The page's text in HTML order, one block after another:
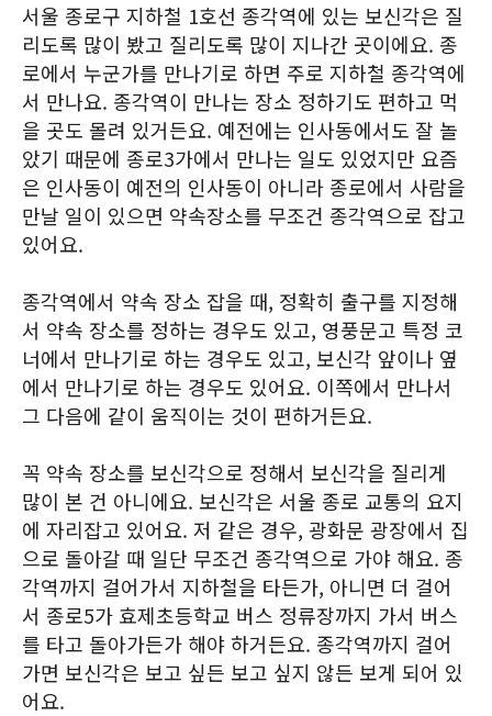
서울 종로구 지하철 1호선 종각역에 있는 보신각은 질
리도록 많이 봤고 질리도록 많이 지나간 곳이에요. 종
로에서 누군가를 만나기로 하면 주로 지하철 종각역에
서 만나요. 종각역이 만나는 장소 정하기도 편하고 먹
을 곳도 몰려 있거든요. 예전에는 인사동에서도 잘 놀
았기 때문에 종로3가에서 만나는 일도 있었지만 요즘
은 인사동이 예전의 인사동이 아니라 종로에서 사람을
만날 일이 있으면 약속장소를 무조건 종각역으로 잡고
있어요.
종각역에서 약속 장소 잡을 때, 정확히 출구를 지정해
서 약속 장소를 정하는 경우도 있고, 영풍문고 특정 코
너에서 만나기로 하는 경우도 있고, 보신각 앞이나 옆
에서 만나기로 하는 경우도 있어요. 이쪽에서 만나서
그 다음에 같이 움직이는 것이 편하거든요.
꼭 약속 장소를 보신각으로 정해서 보신각을 질리게
많이 본 건 아니에요. 보신각은 서울 종로 교통의 요지
에 자리잡고 있어요. 저 같은 경우, 광화문 광장에서 집
으로 돌아갈 때 일단 무조건 종각역으로 가야 해요. 종
각역까지 걸어가서 지하철을 타든가, 아니면 더 걸어
서 종로5가 효제초등학교 버스 정류장까지 가서 버스
를 타고 돌아가든가 해야 하거든요. 종각역까지 걸어
가면 보신각은 보고 싶든 보고 싶지 않든 보게 되어 있
어요.